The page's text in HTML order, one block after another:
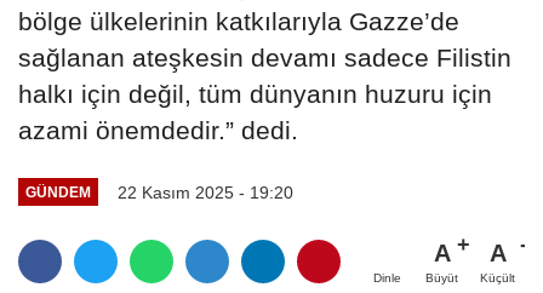
bölge ülkelerinin katkılarıyla Gazze’de
sağlanan ateşkesin devamı sadece Filistin
halkı için değil, tüm dünyanın huzuru için
azami önemdedir.” dedi.
GÜNDEM 22 Kasım 2025 - 19:20
Dinle
A
Büyüt
A
Küçült